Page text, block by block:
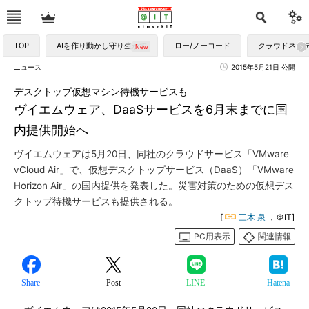
TOP AIを作り動かし守り生かす ロー/ノーコード クラウドネイ
ニュース 2015年5月21日 公開
ヴイエムウェア、DaaSサービスを6月末までに国
内提供開始へ
デスクトップ仮想マシン待機サービスも
ヴイエムウェアは5月20日、同社のクラウドサービス「VMware
vCloud Air」で、仮想デスクトップサービス（DaaS）「VMware
Horizon Air」の国内提供を発表した。災害対策のための仮想デス
クトップ待機サービスも提供される。
[ 三木 泉 ，＠IT]
PC用表示
関連情報
Share Post LINE Hatena